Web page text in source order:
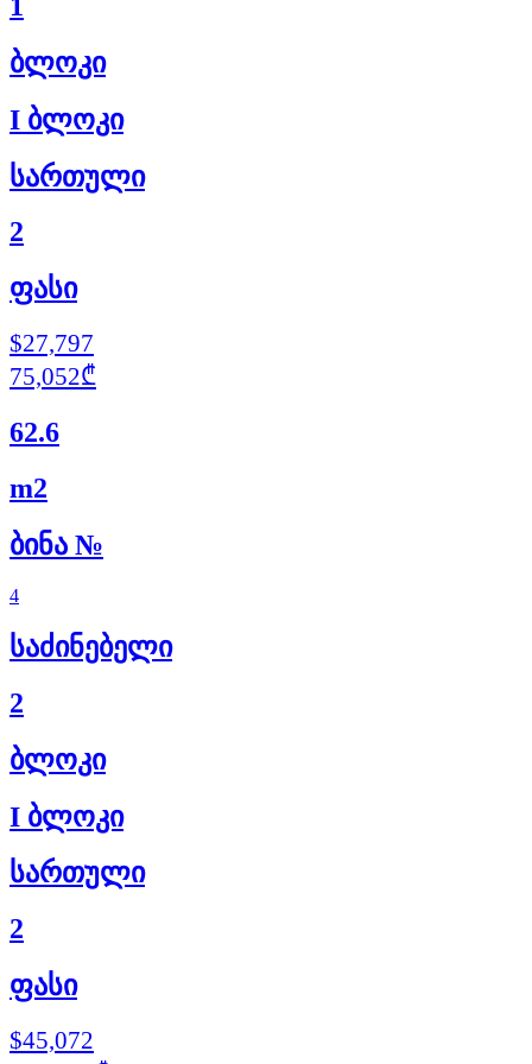
ბლოკი
I ბლოკი
სართული
2
ფასი
$27,797
75,052₾
62.6
m2
ბინა №
4
საძინებელი
2
ბლოკი
I ბლოკი
სართული
2
ფასი
$45,072